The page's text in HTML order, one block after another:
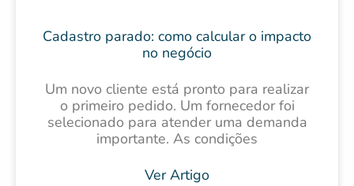
Cadastro parado: como calcular o impacto
no negócio
Um novo cliente está pronto para realizar
o primeiro pedido. Um fornecedor foi
selecionado para atender uma demanda
importante. As condições
Ver Artigo